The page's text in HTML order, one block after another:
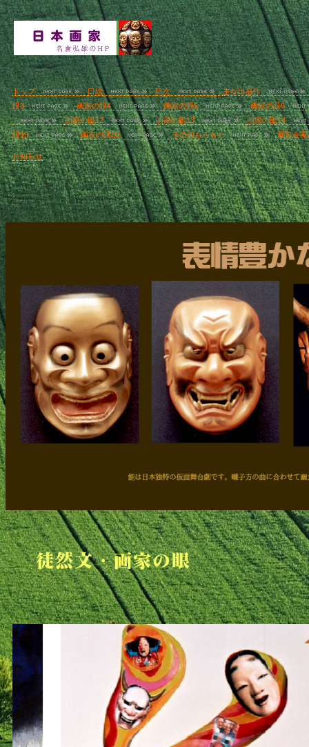
トップ 口絵 目次
主な出品作
眼3
画家の眼4 画家の眼5
画家の眼6
画家の眼12
画家の眼13
画家の眼14
眼19
画家の眼20 その他もろもろ 展覧会風
お知らせ